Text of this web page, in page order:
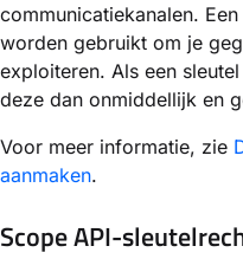
communicatiekanalen.
worden gebruikt om je
exploiteren. Als een
deze dan onmiddellijk en
Voor meer informatie, zie
aanmaken.
Scope API-